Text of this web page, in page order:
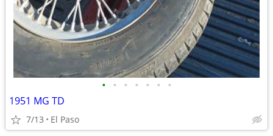
• • • • • • •
1951 MG TD
7/13 El Paso